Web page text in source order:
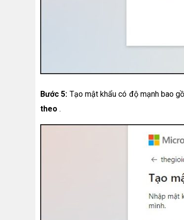
Bước 5: Tạo mật khẩu có độ mạnh bao
theo .